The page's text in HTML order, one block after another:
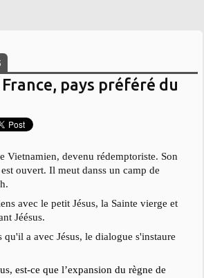
pays préféré du
Vietnamien, devenu rédemptoriste. Son
ouvert. Il meut danss un camp de
avec le petit Jésus, la Sainte vierge et
Jéésus.
qu'il a avec Jésus, le dialogue s'instaure
est-ce que l’expansion du règne de